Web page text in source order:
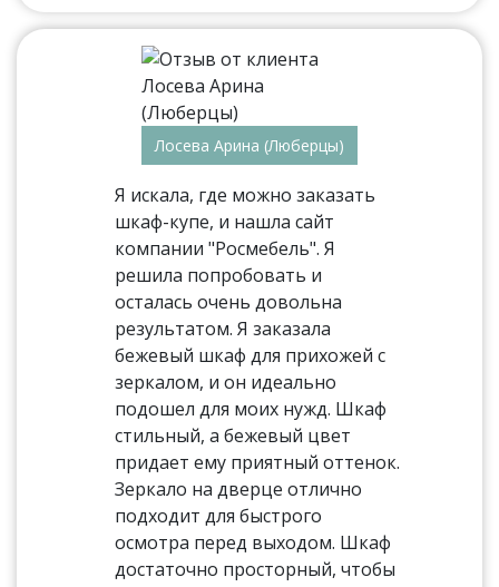
Лосева Арина (Люберцы)
Я искала, где можно заказать
шкаф-купе, и нашла сайт
компании "Росмебель". Я
решила попробовать и
осталась очень довольна
результатом. Я заказала
бежевый шкаф для прихожей с
зеркалом, и он идеально
подошел для моих нужд. Шкаф
стильный, а бежевый цвет
придает ему приятный оттенок.
Зеркало на дверце отлично
подходит для быстрого
осмотра перед выходом. Шкаф
достаточно просторный, чтобы